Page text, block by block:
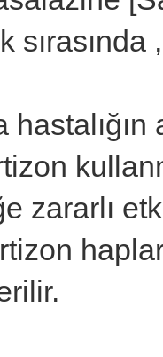
sırasında
zararlı